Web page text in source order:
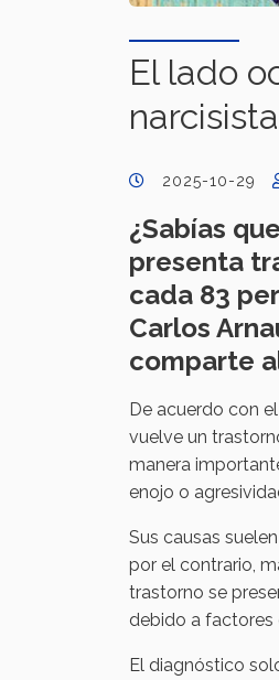
El lado
narcisista
2025-10-29
¿Sabías
presenta
cada 83
Carlos
comparte
De acuerdo con
vuelve un
manera
enojo o
Sus causas
por el contrario,
trastorno se
debido a factores
El diagnóstico